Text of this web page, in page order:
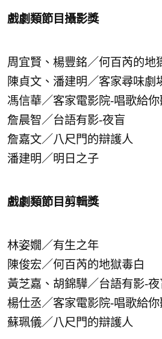
戲劇類節目攝影獎
周宜賢、楊豐銘／何百芮的地
陳貞文、潘建明／客家尋味劇
馮信華／客家電影院-唱歌給你
詹晨智／台語有影-夜盲
詹嘉文／八尺門的辯護人
潘建明／明日之子
戲劇類節目剪輯獎
林姿嫺／有生之年
陳俊宏／何百芮的地獄毒白
黃芝嘉、胡錦驊／台語有影-夜
楊仕丞／客家電影院-唱歌給你
蘇珮儀／八尺門的辯護人